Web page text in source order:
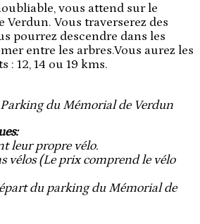
vous attend sur le
Verdun. Vous traverserez des
pourrez descendre dans les
entre les arbres.Vous aurez les
12, 14 ou 19 kms.
du Mémorial de Verdun
:
leur propre vélo.
vélos (Le prix comprend le vélo
du parking du Mémorial de